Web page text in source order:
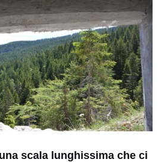
una scala lunghissima che ci